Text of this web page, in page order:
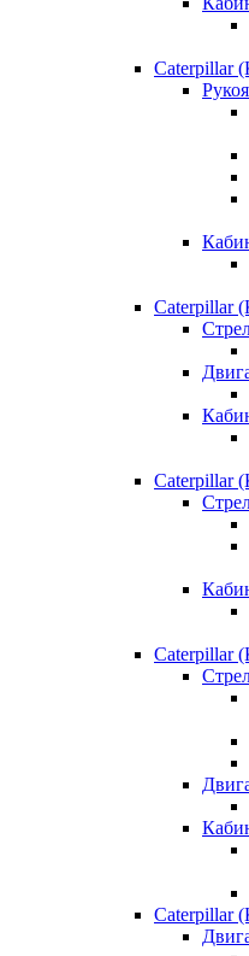
Caterpillar
Caterpillar
Caterpillar
Caterpillar
Caterpillar